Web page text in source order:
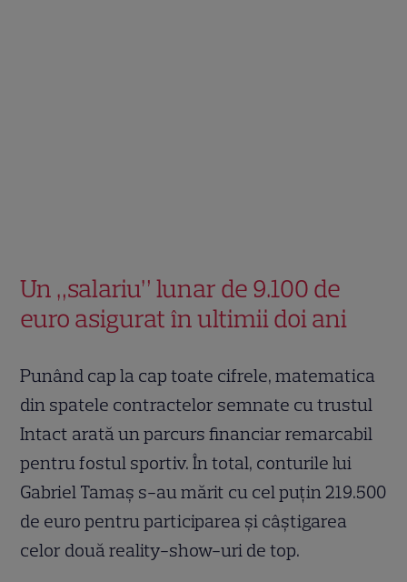
Un „salariu” lunar de 9.100 de
euro asigurat în ultimii doi ani
Punând cap la cap toate cifrele, matematica
din spatele contractelor semnate cu trustul
Intact arată un parcurs financiar remarcabil
pentru fostul sportiv. În total, conturile lui
Gabriel Tamaș s-au mărit cu cel puțin 219.500
de euro pentru participarea și câștigarea
celor două reality-show-uri de top.